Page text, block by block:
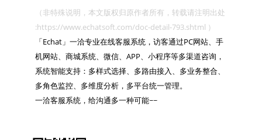
（非特殊说明，本文版权归原作者所有，转载请注明出处
:https://www.echatsoft.com/doc-detail-793.shtml ）
「Echat」一洽专业在线客服系统，访客通过PC网站、手
机网站、商城系统、微信、APP、小程序等多渠道咨询，
系统智能支持：多样式选择、多路由接入、多业务整合、
多角色监控、多维度分析，多平台统一管理。
一洽客服系统，给沟通多一种可能~~